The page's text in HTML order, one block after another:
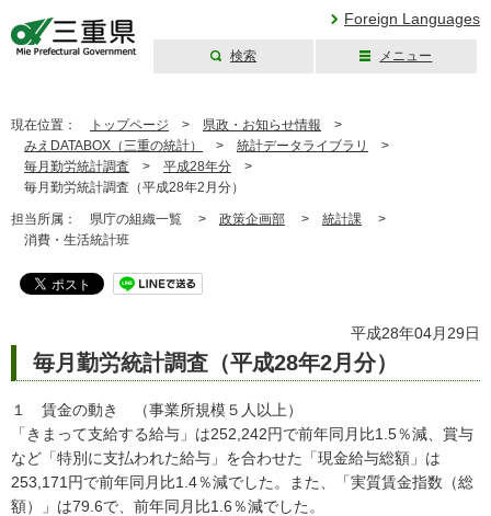
Foreign Languages
検索 メニュー
現在位置： トップページ > 県政・お知らせ情報 >
みえDATABOX（三重の統計）
> 統計データライブラリ
>
毎月勤労統計調査 > 平成28年分 >
毎月勤労統計調査（平成28年2月分）
担当所属： 県庁の組織一覧 > 政策企画部 > 統計課 >
消費・生活統計班
平成28年04月29日
毎月勤労統計調査（平成28年2月分）
１ 賃金の動き （事業所規模５人以上）
「きまって支給する給与」は252,242円で前年同月比1.5％減、賞与
など「特別に支払われた給与」を合わせた「現金給与総額」は
253,171円で前年同月比1.4％減でした。また、「実質賃金指数（総
額）」は79.6で、前年同月比1.6％減でした。